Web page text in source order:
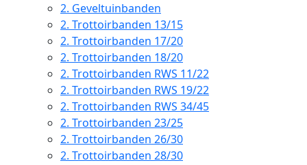
2. Geveltuinbanden
2. Trottoirbanden 13/15
2. Trottoirbanden 17/20
2. Trottoirbanden 18/20
2. Trottoirbanden RWS 11/22
2. Trottoirbanden RWS 19/22
2. Trottoirbanden RWS 34/45
2. Trottoirbanden 23/25
2. Trottoirbanden 26/30
2. Trottoirbanden 28/30